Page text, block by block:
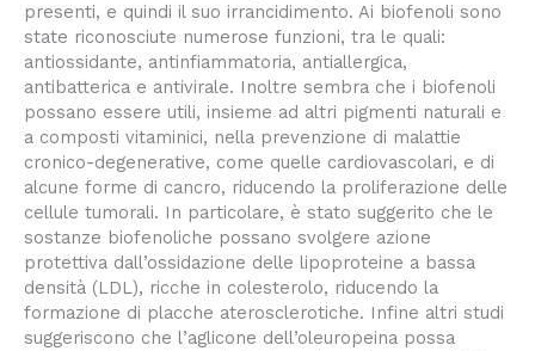
presenti, e quindi il suo irrancidimento. Ai biofenoli sono
state riconosciute numerose funzioni, tra le quali:
antiossidante, antinfiammatoria, antiallergica,
antibatterica e antivirale. Inoltre sembra che i biofenoli
possano essere utili, insieme ad altri pigmenti naturali e
a composti vitaminici, nella prevenzione di malattie
cronico-degenerative, come quelle cardiovascolari, e di
alcune forme di cancro, riducendo la proliferazione delle
cellule tumorali. In particolare, è stato suggerito che le
sostanze biofenoliche possano svolgere azione
protettiva dall’ossidazione delle lipoproteine a bassa
densità (LDL), ricche in colesterolo, riducendo la
formazione di placche aterosclerotiche. Infine altri studi
suggeriscono che l’aglicone dell’oleuropeina possa